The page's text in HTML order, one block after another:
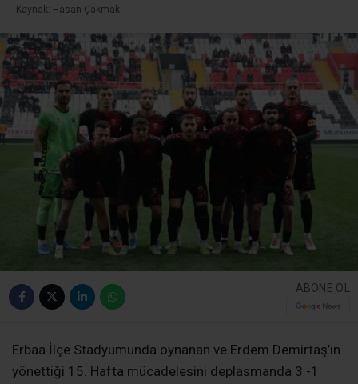
Kaynak: Hasan Çakmak
ABONE OL
Erbaa İlçe Stadyumunda oynanan ve Erdem Demirtaş’ın
yönettiği 15. Hafta mücadelesini deplasmanda 3 -1